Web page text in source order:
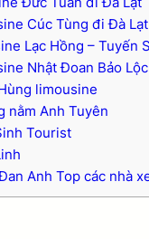
Cúc Tùng đi Đà
Lạc Hồng – Tuyến
Nhật Đoan Bảo Lộc
limousine
nằm Anh Tuyên
Tourist
Anh Top các nhà